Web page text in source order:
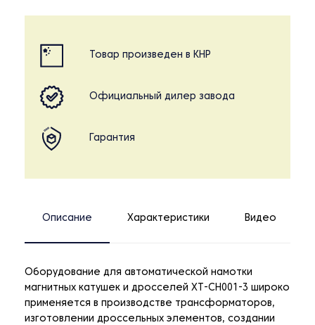
Товар произведен в КНР
Официальный дилер завода
Гарантия
Описание Характеристики Видео
Оборудование для автоматической намотки
магнитных катушек и дросселей XT-CH001-3 широко
применяется в производстве трансформаторов,
изготовлении дроссельных элементов, создании